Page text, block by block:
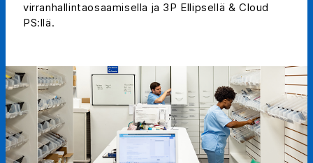
virranhallintaosaamisella ja 3P Ellipsellä & Cloud
PS:llä.